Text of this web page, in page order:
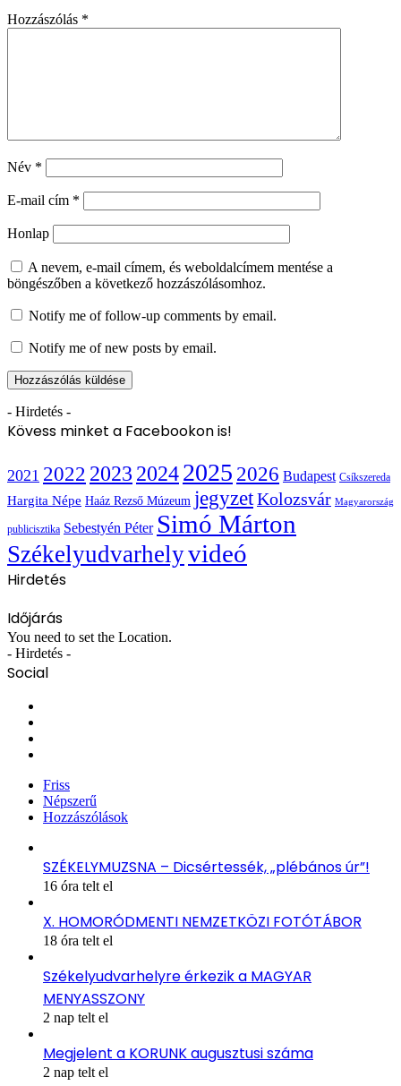
Hozzászólás *
Név *
E-mail cím *
Honlap
A nevem, e-mail címem, és weboldalcímem mentése a
böngészőben a következő hozzászólásomhoz.
Notify me of follow-up comments by email.
Notify me of new posts by email.
- Hirdetés -
Kövess minket a Facebookon is!
2021 2022 2023 20242025 2026 Budapest Csíkszereda
Hargita Népe Haáz Rezső Múzeum jegyzetKolozsvár Magyarország
publicisztika Sebestyén Péter Simó Márton
Székelyudvarhelyvideó
Hirdetés
Időjárás
You need to set the Location.
- Hirdetés -
Social
Friss
Népszerű
Hozzászólások
SZÉKELYMUZSNA – Dicsértessék, „plébános úr”!
16 óra telt el
X. HOMORÓDMENTI NEMZETKÖZI FOTÓTÁBOR
18 óra telt el
Székelyudvarhelyre érkezik a MAGYAR
MENYASSZONY
2 nap telt el
Megjelent a KORUNK augusztusi száma
2 nap telt el